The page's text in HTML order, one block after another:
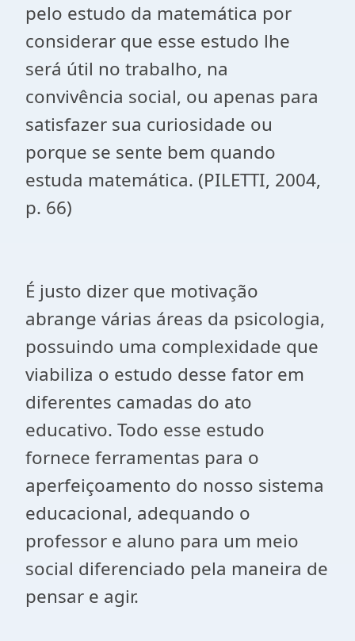
pelo estudo da matemática por
considerar que esse estudo lhe
será útil no trabalho, na
convivência social, ou apenas para
satisfazer sua curiosidade ou
porque se sente bem quando
estuda matemática. (PILETTI, 2004,
p. 66)
É justo dizer que motivação
abrange várias áreas da psicologia,
possuindo uma complexidade que
viabiliza o estudo desse fator em
diferentes camadas do ato
educativo. Todo esse estudo
fornece ferramentas para o
aperfeiçoamento do nosso sistema
educacional, adequando o
professor e aluno para um meio
social diferenciado pela maneira de
pensar e agir.